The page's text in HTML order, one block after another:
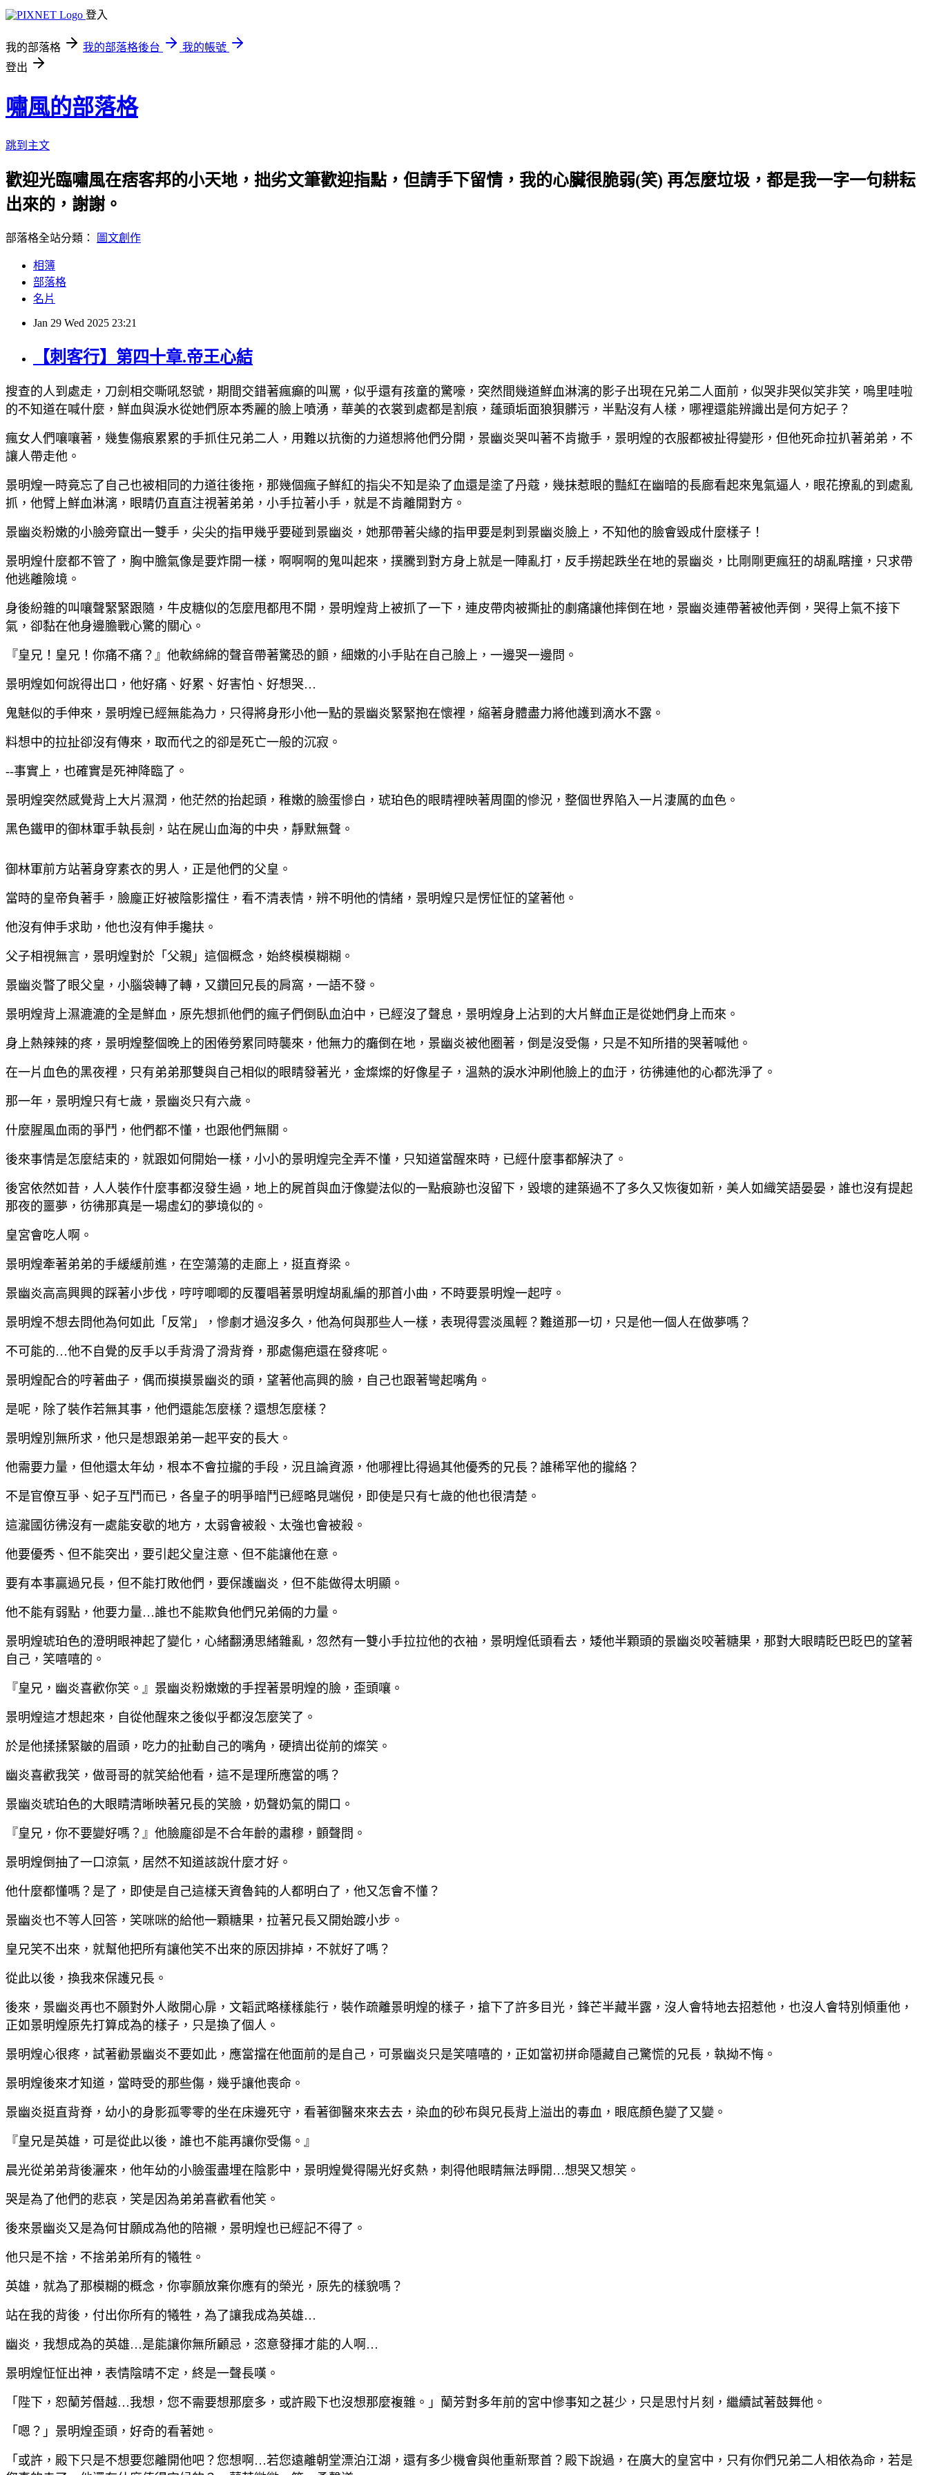
登入
我的部落格 我的部落格後台
我的帳號
登出
嘯風的部落格
跳到主文
歡迎光臨嘯風在痞客邦的小天地，拙劣文筆歡迎指點，但請手下留情，我的心臟很脆弱(笑) 再怎麼垃圾，都是我一字一句耕耘
出來的，謝謝。
部落格全站分類： 圖文創作
相簿
部落格
名片
Jan 29 Wed 2025 23:21
【刺客行】第四十章.帝王心結
搜查的人到處走，刀劍相交嘶吼怒號，期間交錯著瘋癲的叫罵，似乎還有孩童的驚嚎，突然間幾道鮮血淋漓的影子出現在兄弟二人面前，似哭非哭似笑非笑，嗚里哇啦
的不知道在喊什麼，鮮血與淚水從她們原本秀麗的臉上噴湧，華美的衣裳到處都是割痕，蓬頭垢面狼狽髒污，半點沒有人樣，哪裡還能辨識出是何方妃子？
瘋女人們嚷嚷著，幾隻傷痕累累的手抓住兄弟二人，用難以抗衡的力道想將他們分開，景幽炎哭叫著不肯撤手，景明煌的衣服都被扯得變形，但他死命拉扒著弟弟，不
讓人帶走他。
景明煌一時竟忘了自己也被相同的力道往後拖，那幾個瘋子鮮紅的指尖不知是染了血還是塗了丹蔻，幾抹惹眼的豔紅在幽暗的長廊看起來鬼氣逼人，眼花撩亂的到處亂
抓，他臂上鮮血淋漓，眼睛仍直直注視著弟弟，小手拉著小手，就是不肯離開對方。
景幽炎粉嫩的小臉旁竄出一雙手，尖尖的指甲幾乎要碰到景幽炎，她那帶著尖緣的指甲要是刺到景幽炎臉上，不知他的臉會毀成什麼樣子！
景明煌什麼都不管了，胸中膽氣像是要炸開一樣，啊啊啊的鬼叫起來，撲騰到對方身上就是一陣亂打，反手撈起跌坐在地的景幽炎，比剛剛更瘋狂的胡亂瞎撞，只求帶
他逃離險境。
身後紛雜的叫嚷聲緊緊跟隨，牛皮糖似的怎麼甩都甩不開，景明煌背上被抓了一下，連皮帶肉被撕扯的劇痛讓他摔倒在地，景幽炎連帶著被他弄倒，哭得上氣不接下
氣，卻黏在他身邊膽戰心驚的關心。
『皇兄！皇兄！你痛不痛？』他軟綿綿的聲音帶著驚恐的顫，細嫩的小手貼在自己臉上，一邊哭一邊問。
景明煌如何說得出口，他好痛、好累、好害怕、好想哭…
鬼魅似的手伸來，景明煌已經無能為力，只得將身形小他一點的景幽炎緊緊抱在懷裡，縮著身體盡力將他護到滴水不露。
料想中的拉扯卻沒有傳來，取而代之的卻是死亡一般的沉寂。
--事實上，也確實是死神降臨了。
景明煌突然感覺背上大片濕潤，他茫然的抬起頭，稚嫩的臉蛋慘白，琥珀色的眼睛裡映著周圍的慘況，整個世界陷入一片淒厲的血色。
黑色鐵甲的御林軍手執長劍，站在屍山血海的中央，靜默無聲。
御林軍前方站著身穿素衣的男人，正是他們的父皇。
當時的皇帝負著手，臉龐正好被陰影擋住，看不清表情，辨不明他的情緒，景明煌只是愣怔怔的望著他。
他沒有伸手求助，他也沒有伸手攙扶。
父子相視無言，景明煌對於「父親」這個概念，始終模模糊糊。
景幽炎瞥了眼父皇，小腦袋轉了轉，又鑽回兄長的肩窩，一語不發。
景明煌背上濕漉漉的全是鮮血，原先想抓他們的瘋子們倒臥血泊中，已經沒了聲息，景明煌身上沾到的大片鮮血正是從她們身上而來。
身上熱辣辣的疼，景明煌整個晚上的困倦勞累同時襲來，他無力的癱倒在地，景幽炎被他圈著，倒是沒受傷，只是不知所措的哭著喊他。
在一片血色的黑夜裡，只有弟弟那雙與自己相似的眼睛發著光，金燦燦的好像星子，溫熱的淚水沖刷他臉上的血汙，彷彿連他的心都洗淨了。
那一年，景明煌只有七歲，景幽炎只有六歲。
什麼腥風血雨的爭鬥，他們都不懂，也跟他們無關。
後來事情是怎麼結束的，就跟如何開始一樣，小小的景明煌完全弄不懂，只知道當醒來時，已經什麼事都解決了。
後宮依然如昔，人人裝作什麼事都沒發生過，地上的屍首與血汙像變法似的一點痕跡也沒留下，毀壞的建築過不了多久又恢復如新，美人如織笑語晏晏，誰也沒有提起
那夜的噩夢，彷彿那真是一場虛幻的夢境似的。
皇宮會吃人啊。
景明煌牽著弟弟的手緩緩前進，在空蕩蕩的走廊上，挺直脊梁。
景幽炎高高興興的踩著小步伐，哼哼唧唧的反覆唱著景明煌胡亂編的那首小曲，不時要景明煌一起哼。
景明煌不想去問他為何如此「反常」，慘劇才過沒多久，他為何與那些人一樣，表現得雲淡風輕？難道那一切，只是他一個人在做夢嗎？
不可能的…他不自覺的反手以手背滑了滑背脊，那處傷疤還在發疼呢。
景明煌配合的哼著曲子，偶而摸摸景幽炎的頭，望著他高興的臉，自己也跟著彎起嘴角。
是呢，除了裝作若無其事，他們還能怎麼樣？還想怎麼樣？
景明煌別無所求，他只是想跟弟弟一起平安的長大。
他需要力量，但他還太年幼，根本不會拉攏的手段，況且論資源，他哪裡比得過其他優秀的兄長？誰稀罕他的攏絡？
不是官僚互爭、妃子互鬥而已，各皇子的明爭暗鬥已經略見端倪，即使是只有七歲的他也很清楚。
這瀧國彷彿沒有一處能安歇的地方，太弱會被殺、太強也會被殺。
他要優秀、但不能突出，要引起父皇注意、但不能讓他在意。
要有本事贏過兄長，但不能打敗他們，要保護幽炎，但不能做得太明顯。
他不能有弱點，他要力量…誰也不能欺負他們兄弟倆的力量。
景明煌琥珀色的澄明眼神起了變化，心緒翻湧思緒雜亂，忽然有一雙小手拉拉他的衣袖，景明煌低頭看去，矮他半顆頭的景幽炎咬著糖果，那對大眼睛眨巴眨巴的望著
自己，笑嘻嘻的。
『皇兄，幽炎喜歡你笑。』景幽炎粉嫩嫩的手捏著景明煌的臉，歪頭嚷。
景明煌這才想起來，自從他醒來之後似乎都沒怎麼笑了。
於是他揉揉緊皺的眉頭，吃力的扯動自己的嘴角，硬擠出從前的燦笑。
幽炎喜歡我笑，做哥哥的就笑給他看，這不是理所應當的嗎？
景幽炎琥珀色的大眼睛清晰映著兄長的笑臉，奶聲奶氣的開口。
『皇兄，你不要變好嗎？』他臉龐卻是不合年齡的肅穆，顫聲問。
景明煌倒抽了一口涼氣，居然不知道該說什麼才好。
他什麼都懂嗎？是了，即使是自己這樣天資魯鈍的人都明白了，他又怎會不懂？
景幽炎也不等人回答，笑咪咪的給他一顆糖果，拉著兄長又開始踱小步。
皇兄笑不出來，就幫他把所有讓他笑不出來的原因排掉，不就好了嗎？
從此以後，換我來保護兄長。
後來，景幽炎再也不願對外人敞開心扉，文韜武略樣樣能行，裝作疏離景明煌的樣子，搶下了許多目光，鋒芒半藏半露，沒人會特地去招惹他，也沒人會特別傾重他，
正如景明煌原先打算成為的樣子，只是換了個人。
景明煌心很疼，試著勸景幽炎不要如此，應當擋在他面前的是自己，可景幽炎只是笑嘻嘻的，正如當初拼命隱藏自己驚慌的兄長，執拗不悔。
景明煌後來才知道，當時受的那些傷，幾乎讓他喪命。
景幽炎挺直背脊，幼小的身影孤零零的坐在床邊死守，看著御醫來來去去，染血的砂布與兄長背上溢出的毒血，眼底顏色變了又變。
『皇兄是英雄，可是從此以後，誰也不能再讓你受傷。』
晨光從弟弟背後灑來，他年幼的小臉蛋盡埋在陰影中，景明煌覺得陽光好炙熱，刺得他眼睛無法睜開…想哭又想笑。
哭是為了他們的悲哀，笑是因為弟弟喜歡看他笑。
後來景幽炎又是為何甘願成為他的陪襯，景明煌也已經記不得了。
他只是不捨，不捨弟弟所有的犧牲。
英雄，就為了那模糊的概念，你寧願放棄你應有的榮光，原先的樣貌嗎？
站在我的背後，付出你所有的犧牲，為了讓我成為英雄…
幽炎，我想成為的英雄…是能讓你無所顧忌，恣意發揮才能的人啊…
景明煌怔怔出神，表情陰晴不定，終是一聲長嘆。
「陛下，恕蘭芳僭越…我想，您不需要想那麼多，或許殿下也沒想那麼複雜。」蘭芳對多年前的宮中慘事知之甚少，只是思忖片刻，繼續試著鼓舞他。
「嗯？」景明煌歪頭，好奇的看著她。
「或許，殿下只是不想要您離開他吧？您想啊…若您遠離朝堂漂泊江湖，還有多少機會與他重新聚首？殿下說過，在廣大的皇宮中，只有你們兄弟二人相依為命，若是